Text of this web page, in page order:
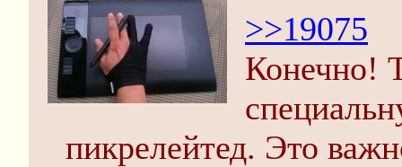
>>19075
Конечно!
пикрелейтед. Это